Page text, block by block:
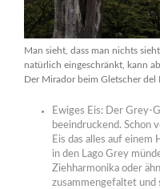
Man sieht, dass man nichts
natürlich eingeschränkt, kann
Der Mirador beim Gletscher del
Ewiges Eis: Der Grey-
beeindruckend. Schon
Eis das alles auf einem
in den Lago Grey
Ziehharmonika oder
zusammengefaltet und